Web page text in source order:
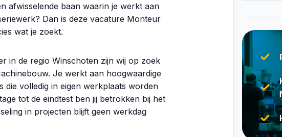
afwisselende baan waarin je werkt aan
Dan is deze vacature Monteur
wat je zoekt.
in de regio Winschoten zijn wij op zoek
Je werkt aan hoogwaardige
die volledig in eigen werkplaats worden
tot de eindtest ben jij betrokken bij het
in projecten blijft geen werkdag